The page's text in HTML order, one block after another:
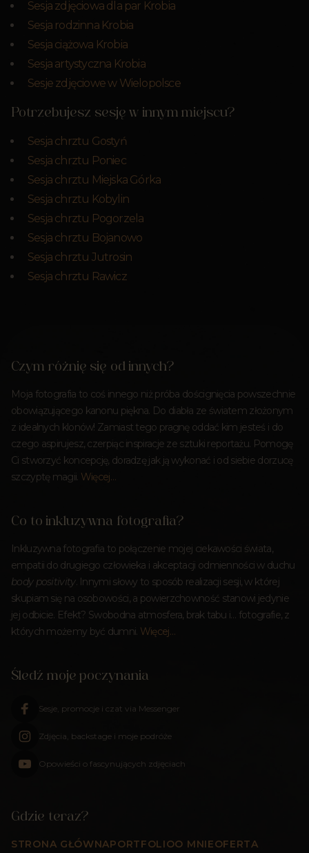
Sesja zdjęciowa dla par Krobia
Sesja rodzinna Krobia
Sesja ciążowa Krobia
Sesja artystyczna Krobia
Sesje zdjęciowe w Wielopolsce
Potrzebujesz sesję w innym miejscu?
Sesja chrztu Gostyń
Sesja chrztu Poniec
Sesja chrztu Miejska Górka
Sesja chrztu Kobylin
Sesja chrztu Pogorzela
Sesja chrztu Bojanowo
Sesja chrztu Jutrosin
Sesja chrztu Rawicz
Czym różnię się od innych?
Moja fotografia to coś innego niż próba doścignięcia powszechnie
obowiązującego kanonu piękna. Do diabła ze światem złożonym
z idealnych klonów! Zamiast tego pragnę oddać kim jesteś i do
czego aspirujesz, czerpiąc inspiracje ze sztuki reportażu. Pomogę
Ci stworzyć koncepcję, doradzę jak ją wykonać i od siebie dorzucę
szczyptę magii. Więcej…
Co to inkluzywna fotografia?
Inkluzywna fotografia to połączenie mojej ciekawości świata,
empatii do drugiego człowieka i akceptacji odmienności w duchu
body positivity. Innymi słowy to sposób realizacji sesji, w której
skupiam się na osobowości, a powierzchowność stanowi jedynie
jej odbicie. Efekt? Swobodna atmosfera, brak tabu i… fotografie, z
których możemy być dumni. Więcej…
Śledź moje poczynania
Sesje, promocje i czat via Messenger
Zdjęcia, backstage i moje podróże
Opowieści o fascynujących zdjęciach
Gdzie teraz?
STRONA GŁÓWNAPORTFOLIOO MNIEOFERTA